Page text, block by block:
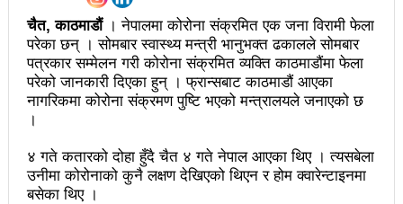
प्रतिनिधिसभा सदस्य निर्वाचनः ६० प्रतिशत मत खस्यो,
काठमाडौँसहित केही स्थानमा रातीदेखि नै गणना सुरु हुने
निर्वाचनले सङ्घीय लोकतान्त्रिक गणतन्त्रात्मक प्रणालीलाई
अझ सुदृढ बनाएको छः प्रचण्ड
छिटफुटबाहेक शान्तिपूर्ण रुपमा मतदान सम्पन्न
आज प्रतिनिधिसभा सदस्य निर्वाचनः देशैभर मतदान जारी
चैत, काठमाडौं। नेपालमा कोरोना संक्रमित एक जना विरामी फेला
परेका छन् । सोमबार स्वास्थ्य मन्त्री भानुभक्त ढकालले सोमबार
पत्रकार सम्मेलन गरी कोरोना संक्रमित व्यक्ति काठमाडौंमा फेला
परेको जानकारी दिएका हुन् । फ्रान्सबाट काठमाडौं आएका
नागरिकमा कोरोना संक्रमण पुष्टि भएको मन्त्रालयले जनाएको छ
।
४ गते कतारको दोहा हुँदै चैत ४ गते नेपाल आएका थिए । त्यसबेला
उनीमा कोरोनाको कुनै लक्षण देखिएको थिएन र होम क्वारेन्टाइनमा
बसेका थिए ।